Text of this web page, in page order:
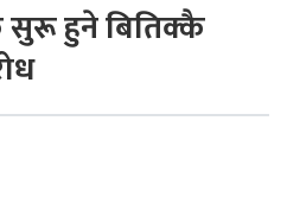
सुरू हुने बितिक्कै